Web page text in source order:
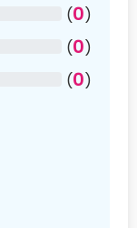
(0)
(0)
(0)